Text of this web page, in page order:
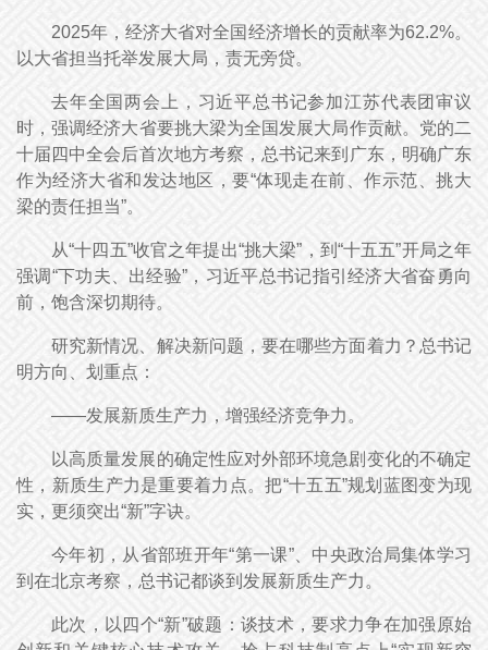
2025年，经济大省对全国经济增长的贡献率为62.2%。
以大省担当托举发展大局，责无旁贷。
去年全国两会上，习近平总书记参加江苏代表团审议
时，强调经济大省要挑大梁为全国发展大局作贡献。党的二
十届四中全会后首次地方考察，总书记来到广东，明确广东
作为经济大省和发达地区，要“体现走在前、作示范、挑大
梁的责任担当”。
从“十四五”收官之年提出“挑大梁”，到“十五五”开局之年
强调“下功夫、出经验”，习近平总书记指引经济大省奋勇向
前，饱含深切期待。
研究新情况、解决新问题，要在哪些方面着力？总书记
明方向、划重点：
——发展新质生产力，增强经济竞争力。
以高质量发展的确定性应对外部环境急剧变化的不确定
性，新质生产力是重要着力点。把“十五五”规划蓝图变为现
实，更须突出“新”字诀。
今年初，从省部班开年“第一课”、中央政治局集体学习
到在北京考察，总书记都谈到发展新质生产力。
此次，以四个“新”破题：谈技术，要求力争在加强原始